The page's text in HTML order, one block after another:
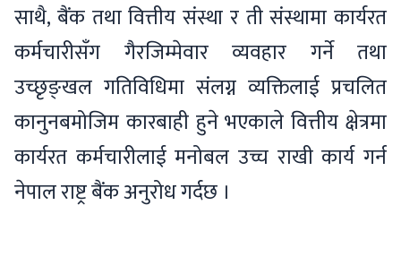
साथै, बैंक तथा वित्तीय संस्था र ती संस्थामा कार्यरत
कर्मचारीसँग गैरजिम्मेवार व्यवहार गर्ने तथा
उच्छृङ्खल गतिविधिमा संलग्न व्यक्तिलाई प्रचलित
कानुनबमोजिम कारबाही हुने भएकाले वित्तीय क्षेत्रमा
कार्यरत कर्मचारीलाई मनोबल उच्च राखी कार्य गर्न
नेपाल राष्ट्र बैंक अनुरोध गर्दछ ।